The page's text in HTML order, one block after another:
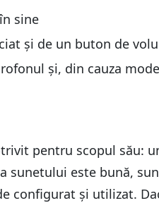
sine
și de un buton de
și, din cauza
pentru scopul său:
sunetului este bună,
configurat și utilizat.